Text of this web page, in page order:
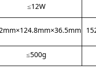
≤12W
≤500g